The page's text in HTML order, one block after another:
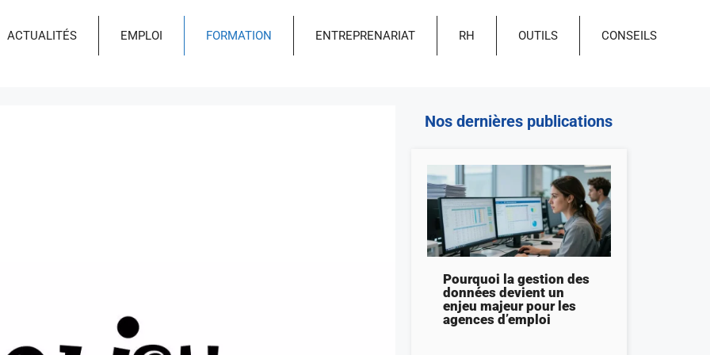
ACTUALITÉS EMPLOI FORMATION ENTREPRENARIAT RH OUTILS CONSEILS
Nos dernières publications
Pourquoi la gestion des
données devient un
enjeu majeur pour les
agences d’emploi